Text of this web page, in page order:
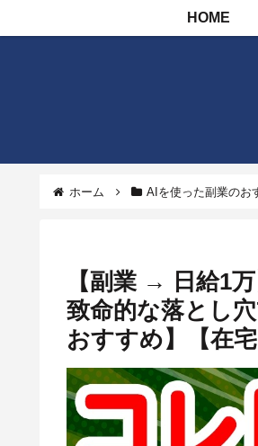
HOME
ホーム AIを使った副業のお
【副業 → 日給1
致命的な落とし
おすすめ】【在